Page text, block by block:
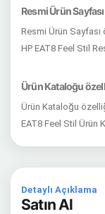
Resmi Ürün
Resmi Ürün
HP EAT8 Feel Stil
Ürün Kataloğu
Ürün Kataloğu
EAT8 Feel Stil Ürün
Detaylı Açıklama
Satın Al